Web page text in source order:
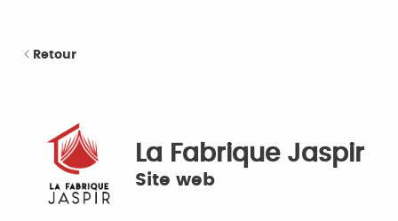
Retour
La Fabrique Jaspir
Site web